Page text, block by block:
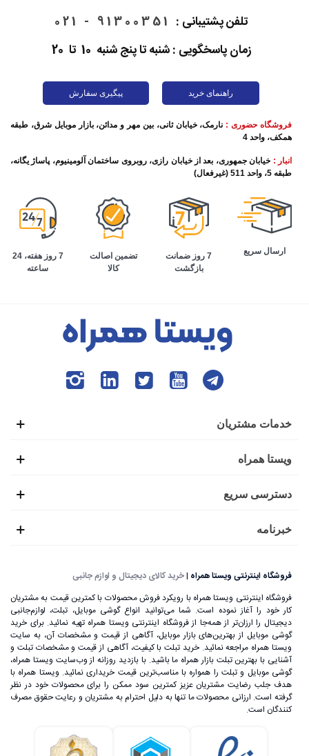
تلفن پشتیبانی : 91300351 - 021
زمان پاسخگویی : شنبه تا پنج شنبه 10 تا 20
راهنمای خرید پیگیری سفارش
فروشگاه حضوری : نارمک، خیابان ثانی، بین مهر و مدائن، بازار موبایل شرق، طبقه
همکف، واحد 4
انبار : خیابان جمهوری، بعد از خیابان رازی، روبروی ساختمان آلومینیوم، پاساژ یگانه،
طبقه 5، واحد 511 (غیرفعال)
ارسال سریع
7 روز ضمانت
بازگشت
تضمین اصالت
کالا
7 روز هفته، 24
ساعته
خدمات مشتریان
ویستا همراه
دسترسی سریع
خبرنامه
فروشگاه اینترنتی ویستا همراه |خرید کالای دیجیتال و لوازم جانبی
فروشگاه اینترنتی ویستا همراه با رویکرد فروش محصولات با کمترین قیمت به مشتریان
کار خود را آغاز نموده است. شما می‌توانید انواع گوشی موبایل، تبلت، لوازم‌جانبی
دیجیتال را ارزان‌تر از همه‌جا از فروشگاه اینترنتی ویستا همراه تهیه نمائید. برای خرید
گوشی موبایل از بهترین‌های بازار موبایل، آگاهی از قیمت و مشخصات آن، به ‌سایت
ویستا همراه مراجعه نمائید. خرید تبلت با کیفیت، آگاهی از قیمت و مشخصات تبلت و
آشنایی با بهترین تبلت بازار همراه ما باشید. با بازدید روزانه از وب‌سایت ویستا همراه،
گوشی موبایل و تبلت را همواره با مناسب‌ترین قیمت خریداری نمائید. ویستا همراه با
هدف جلب رضایت مشتریان عزیز کمترین سود ممکن را برای محصولات خود در نظر
گرفته است. ارزانی محصولات ما تنها به دلیل احترام به مشتریان و رعایت حقوق مصرف
کنندگان است.